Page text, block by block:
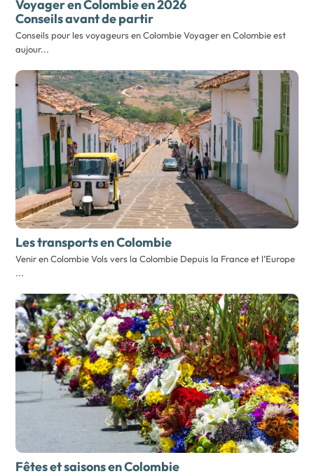
Voyager en Colombie en 2026
Conseils avant de partir
Conseils pour les voyageurs en Colombie Voyager en Colombie est
aujour...
Les transports en Colombie
Venir en Colombie Vols vers la Colombie Depuis la France et l’Europe
...
Fêtes et saisons en Colombie